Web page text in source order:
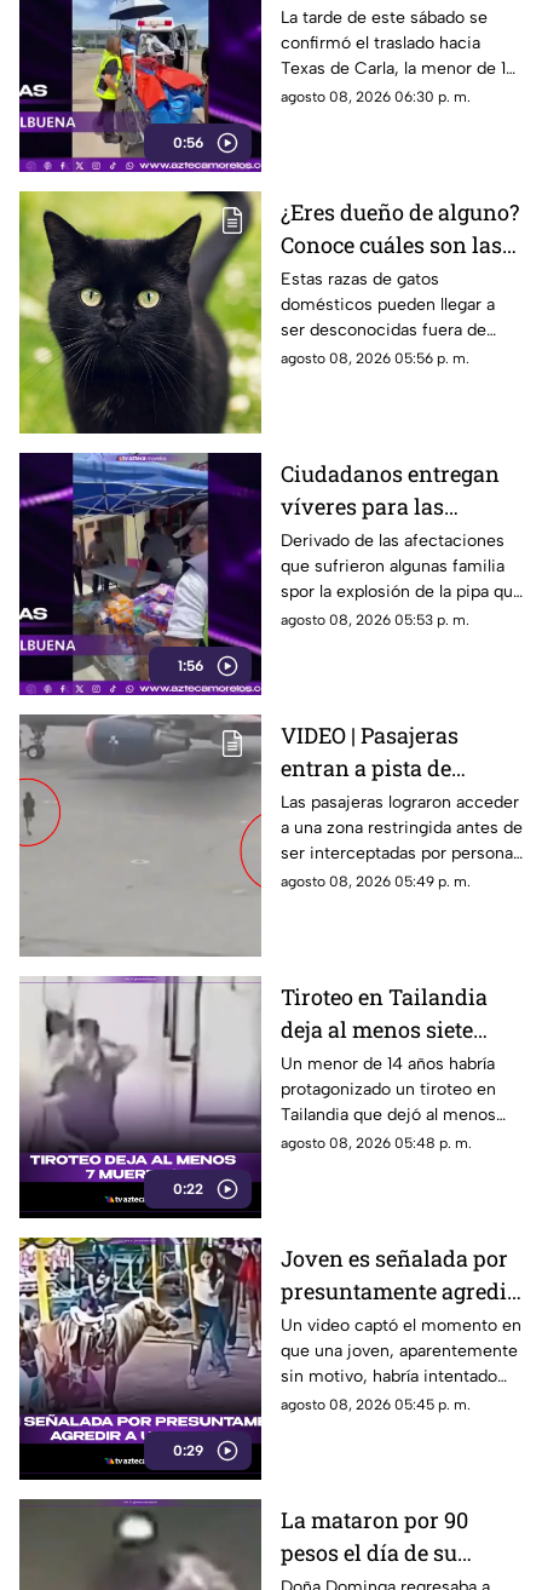
0:56
de menor que sufrió
quemadura en la
explosión de gas LP en
Cuernavaca
La tarde de este sábado se
confirmó el traslado hacia
Texas de Carla, la menor de 15
años que resultó gravemente
agosto 08, 2026 06:30 p. m.
¿Eres dueño de alguno?
Conoce cuáles son las
cinco razas más raras
de gatos domésticos en
todo el mundo
Estas razas de gatos
domésticos pueden llegar a
ser desconocidas fuera de
círculos especializados, y
agosto 08, 2026 05:56 p. m.
1:56
Ciudadanos entregan
víveres para las
familias afectadas por
la explosión de pipa en
Cuernavaca
Derivado de las afectaciones
que sufrieron algunas familia
spor la explosión de la pipa que
transportaba gas LP,
agosto 08, 2026 05:53 p. m.
VIDEO | Pasajeras
entran a pista de
aeropuerto tras perder
su vuelo; autoridades
logran detenerlas
Las pasajeras lograron acceder
a una zona restringida antes de
ser interceptadas por personal
del aeropuerto.
agosto 08, 2026 05:49 p. m.
0:22
Tiroteo en Tailandia
deja al menos siete
muertos
Un menor de 14 años habría
protagonizado un tiroteo en
Tailandia que dejó al menos
siete personas muertas, entre
agosto 08, 2026 05:48 p. m.
0:29
Joven es señalada por
presuntamente agredir
a un pony en feria de
Pueblo Mágico
Un video captó el momento en
que una joven, aparentemente
sin motivo, habría intentado
agredir a un pequeño pony.
agosto 08, 2026 05:45 p. m.
La mataron por 90
pesos el día de su